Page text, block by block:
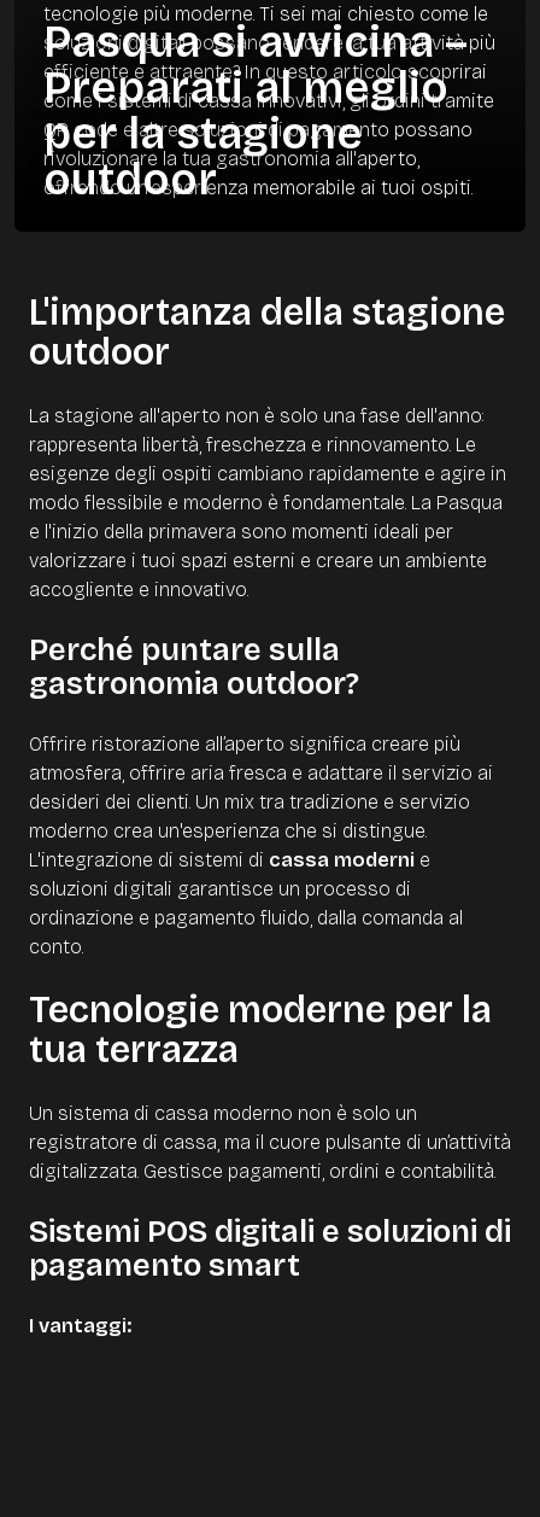
Pasqua si avvicina –
Preparati al meglio
per la stagione
outdoor
tecnologie più moderne. Ti sei mai chiesto come le
soluzioni digitali possano rendere la tua attività più
efficiente e attraente? In questo articolo scoprirai
come i sistemi di cassa innovativi, gli ordini tramite
QR code e altre soluzioni di pagamento possano
rivoluzionare la tua gastronomia all'aperto,
offrendo un'esperienza memorabile ai tuoi ospiti.
L'importanza della stagione
outdoor
La stagione all'aperto non è solo una fase dell'anno:
rappresenta libertà, freschezza e rinnovamento. Le
esigenze degli ospiti cambiano rapidamente e agire in
modo flessibile e moderno è fondamentale. La Pasqua
e l'inizio della primavera sono momenti ideali per
valorizzare i tuoi spazi esterni e creare un ambiente
accogliente e innovativo.
Perché puntare sulla
gastronomia outdoor?
Offrire ristorazione all’aperto significa creare più
atmosfera, offrire aria fresca e adattare il servizio ai
desideri dei clienti. Un mix tra tradizione e servizio
moderno crea un'esperienza che si distingue.
L'integrazione di sistemi di cassa moderni e
soluzioni digitali garantisce un processo di
ordinazione e pagamento fluido, dalla comanda al
conto.
Tecnologie moderne per la
tua terrazza
Un sistema di cassa moderno non è solo un
registratore di cassa, ma il cuore pulsante di un’attività
digitalizzata. Gestisce pagamenti, ordini e contabilità.
Sistemi POS digitali e soluzioni di
pagamento smart
I vantaggi: